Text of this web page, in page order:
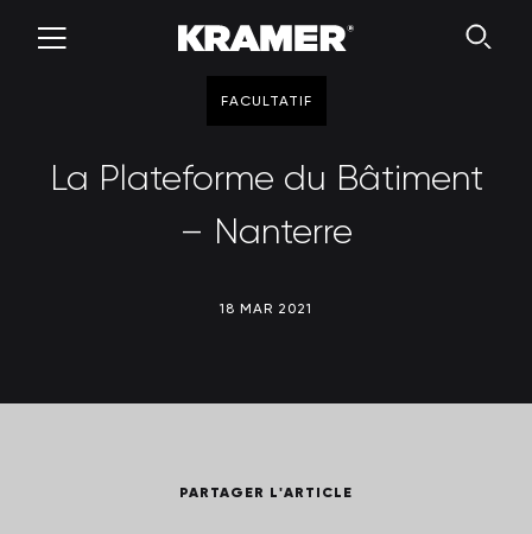
FACULTATIF
La Plateforme du Bâtiment
– Nanterre
18 MAR 2021
PARTAGER L'ARTICLE